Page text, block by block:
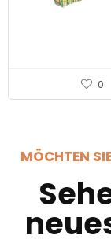
0
MÖCHTEN